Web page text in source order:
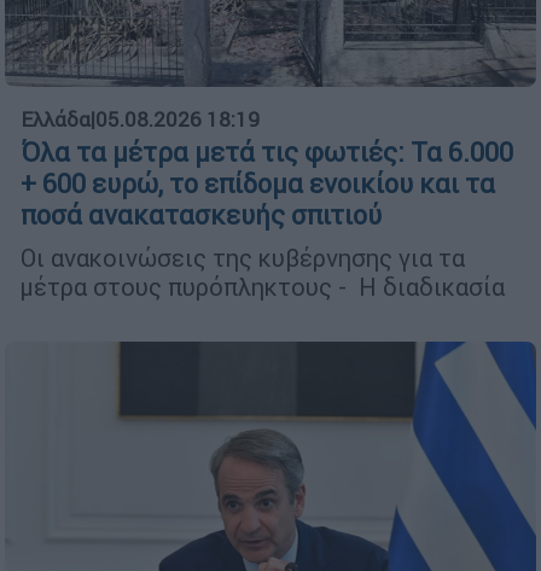
Ελλάδα|05.08.2026 18:19
Όλα τα μέτρα μετά τις φωτιές: Τα 6.000
+ 600 ευρώ, το επίδομα ενοικίου και τα
ποσά ανακατασκευής σπιτιού
Οι ανακοινώσεις της κυβέρνησης για τα
μέτρα στους πυρόπληκτους - Η διαδικασία